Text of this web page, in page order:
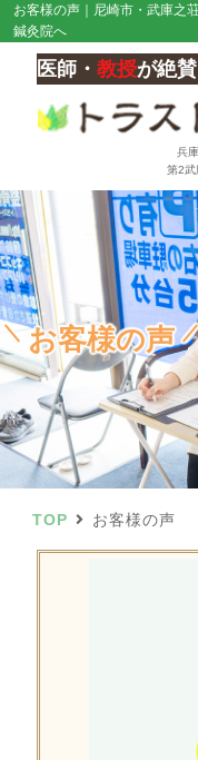
お客様の声｜尼崎市・武庫之
鍼灸院へ
医師・教授が絶賛
兵
第2武
お客様の声
TOP お客様の声